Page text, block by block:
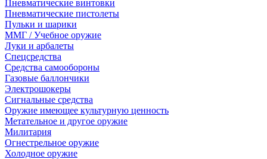
Пневматические винтовки
Пневматические пистолеты
Пульки и шарики
ММГ / Учебное оружие
Луки и арбалеты
Спецсредства
Средства самообороны
Газовые баллончики
Электрошокеры
Сигнальные средства
Оружие имеющее культурную ценность
Метательное и другое оружие
Милитария
Огнестрельное оружие
Холодное оружие